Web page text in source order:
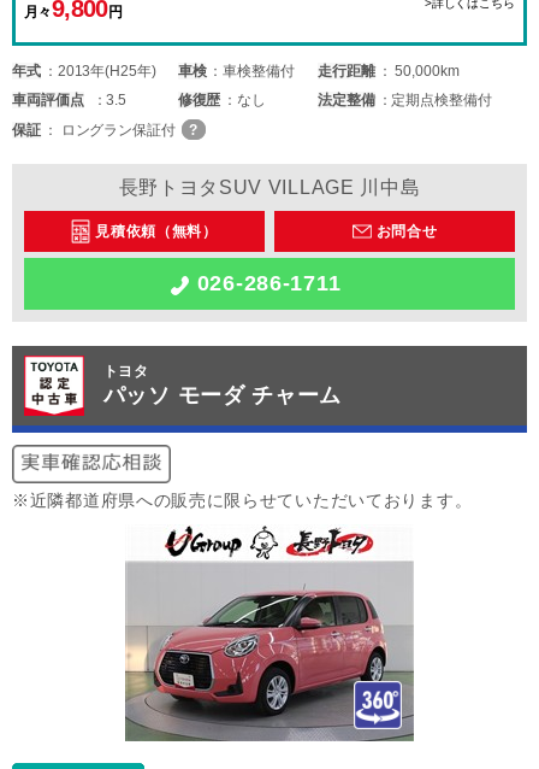
月々9,800円
>詳しくはこちら
年式 2013年(H25年) 車検 車検整備付 走行距離
50,000km
車両評価点 3.5 修復歴 なし 法定整備
定期点検整備付
保証
ロングラン保証付
長野トヨタSUV VILLAGE 川中島
見積依頼（無料） お問合せ
026-286-1711
トヨタ
パッソ モーダ チャーム
※近隣都道府県への販売に限らせていただいております。